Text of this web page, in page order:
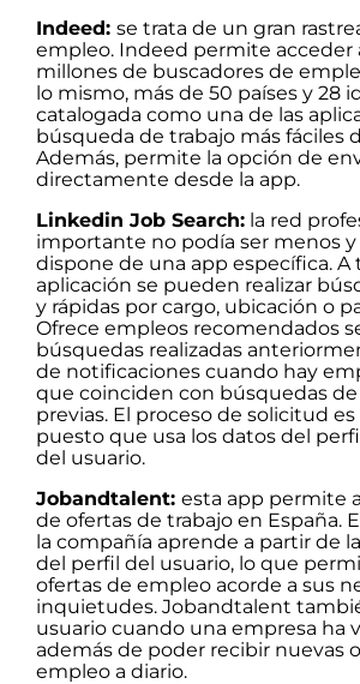
Indeed: se trata de un gran
empleo. Indeed permite acceder
millones de buscadores de
lo mismo, más de 50 países y 28
catalogada como una de las
búsqueda de trabajo más fáciles
Además, permite la opción de
directamente desde la app.
Linkedin Job Search: la red
importante no podía ser menos
dispone de una app específica. A
aplicación se pueden realizar
y rápidas por cargo, ubicación o
Ofrece empleos recomendados
búsquedas realizadas
de notificaciones cuando hay
que coinciden con búsquedas
previas. El proceso de solicitud
puesto que usa los datos del
del usuario.
Jobandtalent: esta app permite
de ofertas de trabajo en España.
la compañía aprende a partir de
del perfil del usuario, lo que
ofertas de empleo acorde a sus
inquietudes. Jobandtalent
usuario cuando una empresa ha
además de poder recibir nuevas
empleo a diario.